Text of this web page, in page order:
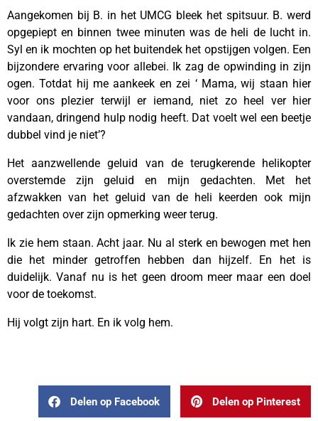
Aangekomen bij B. in het UMCG bleek het spitsuur. B. werd
opgepiept en binnen twee minuten was de heli de lucht in.
Syl en ik mochten op het buitendek het opstijgen volgen. Een
bijzondere ervaring voor allebei. Ik zag de opwinding in zijn
ogen. Totdat hij me aankeek en zei ‘ Mama, wij staan hier
voor ons plezier terwijl er iemand, niet zo heel ver hier
vandaan, dringend hulp nodig heeft. Dat voelt wel een beetje
dubbel vind je niet’?
Het aanzwellende geluid van de terugkerende helikopter
overstemde zijn geluid en mijn gedachten. Met het
afzwakken van het geluid van de heli keerden ook mijn
gedachten over zijn opmerking weer terug.
Ik zie hem staan. Acht jaar. Nu al sterk en bewogen met hen
die het minder getroffen hebben dan hijzelf. En het is
duidelijk. Vanaf nu is het geen droom meer maar een doel
voor de toekomst.
Hij volgt zijn hart. En ik volg hem.
Delen op Facebook Delen op Pinterest